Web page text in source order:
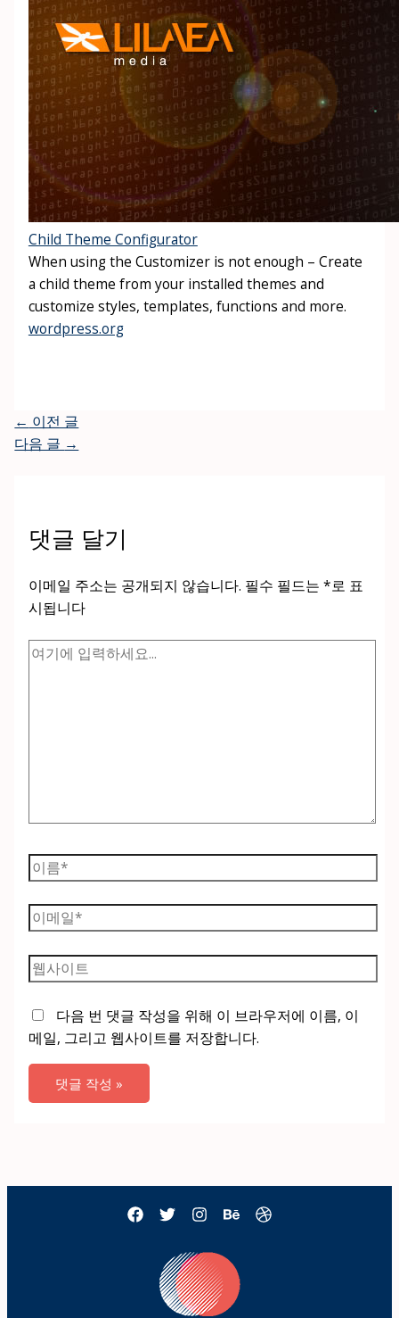
Child Theme Configurator
When using the Customizer is not enough – Create
a child theme from your installed themes and
customize styles, templates, functions and more.
wordpress.org
← 이전 글
다음 글 →
댓글 달기
이메일 주소는 공개되지 않습니다. 필수 필드는 *로 표
시됩니다
여
이
름
*이
메
일
*
웹
사
이
트
다음 번 댓글 작성을 위해 이 브라우저에 이름, 이
메일, 그리고 웹사이트를 저장합니다.